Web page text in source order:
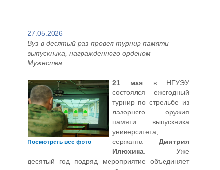
27.05.2026
Вуз в десятый раз провел турнир памяти
выпускника, награжденного орденом
Мужества
Посмотреть все фото
21 мая в НГУЭУ
состоялся ежегодный
турнир по стрельбе из
лазерного оружия
памяти выпускника
университета,
сержанта Дмитрия
Илюхина. Уже
десятый год подряд мероприятие объединяет